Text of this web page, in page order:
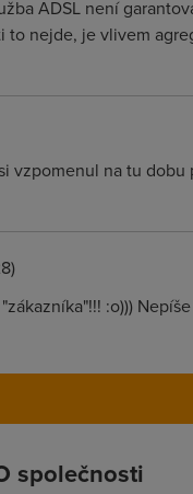
ADSL není
to nejde, je vlivem
vzpomenul na tu
:o)))
společnosti